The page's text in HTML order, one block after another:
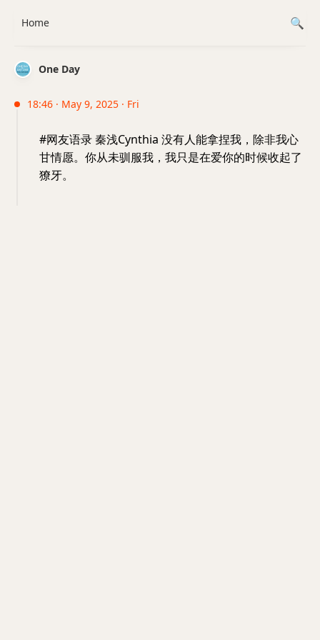
One Day
18:46 · May 9, 2025 · Fri
#网友语录 秦浅Cynthia 没有人能拿捏我，除非我心
甘情愿。你从未驯服我，我只是在爱你的时候收起了
獠牙。
Home